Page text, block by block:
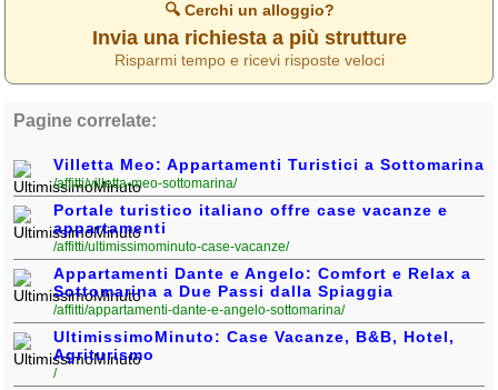
🔍 Cerchi un alloggio?
Invia una richiesta a più strutture
Risparmi tempo e ricevi risposte veloci
Pagine correlate:
Villetta Meo: Appartamenti Turistici a Sottomarina
/affitti/villetta-meo-sottomarina/
Portale turistico italiano offre case vacanze e
appartamenti
/affitti/ultimissimominuto-case-vacanze/
Appartamenti Dante e Angelo: Comfort e Relax a
Sottomarina a Due Passi dalla Spiaggia
/affitti/appartamenti-dante-e-angelo-sottomarina/
UltimissimoMinuto: Case Vacanze, B&B, Hotel,
Agriturismo
/